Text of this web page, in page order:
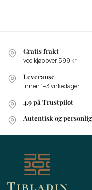
Gratis frakt
ved kjøp over 599 kr.
Leveranse
innen 1–3 virkedager
4.9 på Trustpilot
Autentisk og personlig